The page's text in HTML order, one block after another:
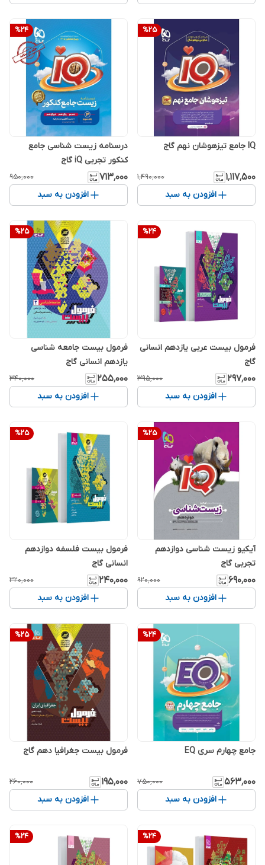
%25
IQ جامع تیزهوشان نهم گاج
۱٬۱۱۷٬۵۰۰ ۱٬۴۹۰٬۰۰۰
افزودن به سبد
%24
درسنامه زیست شناسی جامع
کنکور تجربی iQ گاج
۷۱۳٬۰۰۰ ۹۵۰٬۰۰۰
افزودن به سبد
%24
فرمول بیست عربی یازدهم انسانی
گاج
۲۹۷٬۰۰۰ ۳۹۵٬۰۰۰
افزودن به سبد
%25
فرمول بیست جامعه شناسی
یازدهم انسانی گاج
۲۵۵٬۰۰۰ ۳۴۰٬۰۰۰
افزودن به سبد
%25
آیکیو زیست شناسی دوازدهم
تجربی گاج
۶۹۰٬۰۰۰ ۹۲۰٬۰۰۰
افزودن به سبد
%25
فرمول بیست فلسفه دوازدهم
انسانی گاج
۲۴۰٬۰۰۰ ۳۲۰٬۰۰۰
افزودن به سبد
%24
جامع چهارم سری EQ
۵۶۳٬۰۰۰ ۷۵۰٬۰۰۰
افزودن به سبد
%25
فرمول بیست جغرافیا دهم گاج
۱۹۵٬۰۰۰ ۲۶۰٬۰۰۰
افزودن به سبد
%24
%24